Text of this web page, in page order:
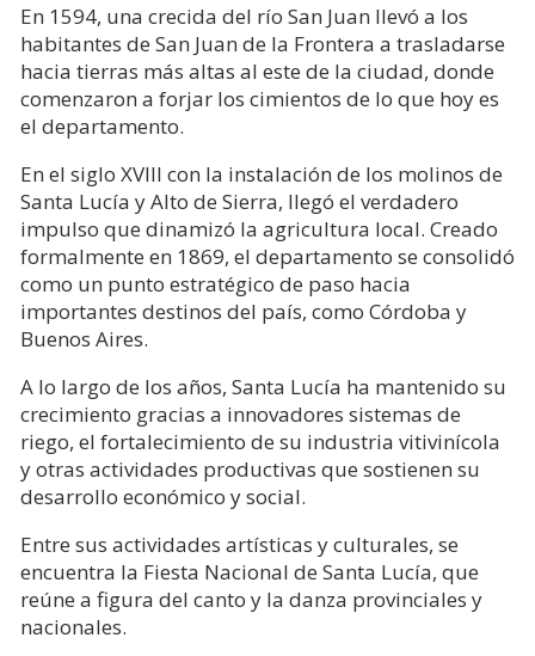
En 1594, una crecida del río San Juan llevó a los
habitantes de San Juan de la Frontera a trasladarse
hacia tierras más altas al este de la ciudad, donde
comenzaron a forjar los cimientos de lo que hoy es
el departamento.
En el siglo XVIII con la instalación de los molinos de
Santa Lucía y Alto de Sierra, llegó el verdadero
impulso que dinamizó la agricultura local. Creado
formalmente en 1869, el departamento se consolidó
como un punto estratégico de paso hacia
importantes destinos del país, como Córdoba y
Buenos Aires.
A lo largo de los años, Santa Lucía ha mantenido su
crecimiento gracias a innovadores sistemas de
riego, el fortalecimiento de su industria vitivinícola
y otras actividades productivas que sostienen su
desarrollo económico y social.
Entre sus actividades artísticas y culturales, se
encuentra la Fiesta Nacional de Santa Lucía, que
reúne a figura del canto y la danza provinciales y
nacionales.